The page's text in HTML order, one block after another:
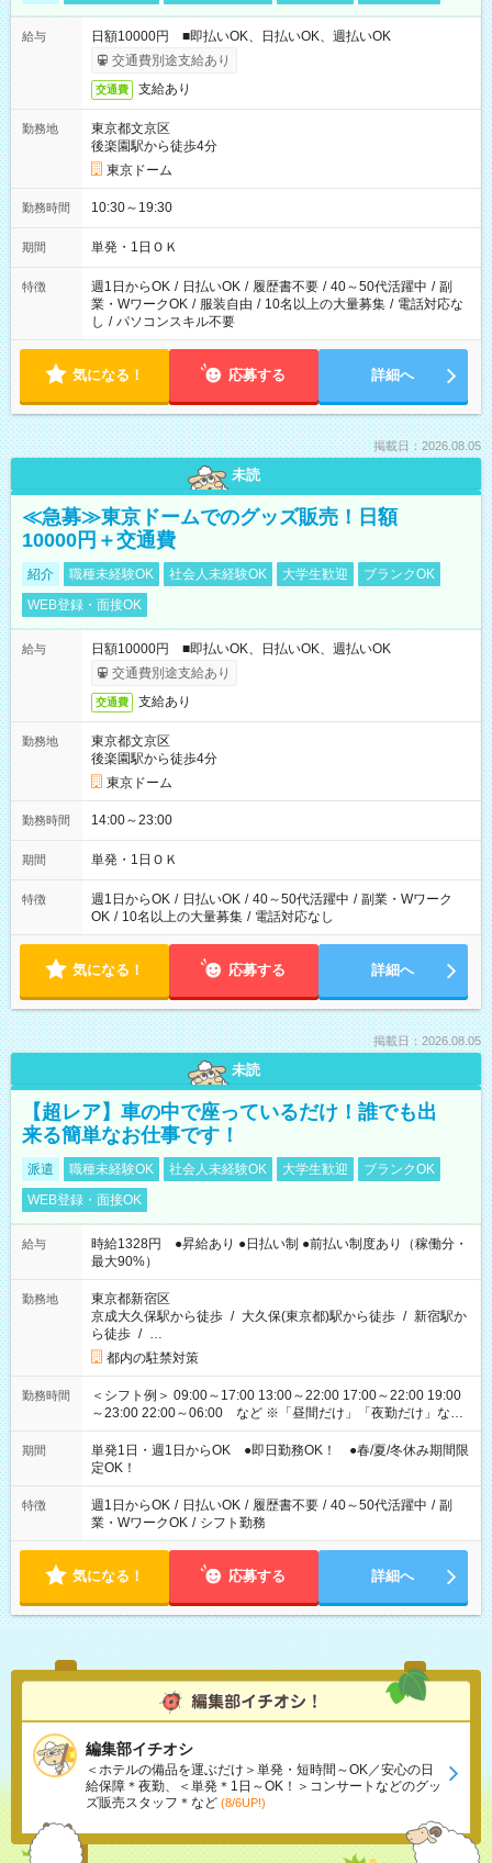
給与
日額10000円 ■即払いOK、日払いOK、週払いOK
交通費別途支給あり
交通費 支給あり
勤務地
東京都文京区
後楽園駅から徒歩4分
東京ドーム
勤務時間 10:30～19:30
期間 単発・1日ＯＫ
特徴 週1日からOK / 日払いOK / 履歴書不要 / 40～50代活躍中 / 副
業・WワークOK / 服装自由 / 10名以上の大量募集 / 電話対応な
し / パソコンスキル不要
気になる！ 応募する 詳細へ
掲載日：2026.08.05
未読
≪急募≫東京ドームでのグッズ販売！日額
10000円＋交通費
紹介 職種未経験OK 社会人未経験OK 大学生歓迎
ブランクOK
WEB登録・面接OK
給与
日額10000円 ■即払いOK、日払いOK、週払いOK
交通費別途支給あり
交通費 支給あり
勤務地
東京都文京区
後楽園駅から徒歩4分
東京ドーム
勤務時間 14:00～23:00
期間 単発・1日ＯＫ
特徴 週1日からOK / 日払いOK / 40～50代活躍中 / 副業・Wワーク
OK / 10名以上の大量募集 / 電話対応なし
気になる！ 応募する 詳細へ
掲載日：2026.08.05
未読
【超レア】車の中で座っているだけ！誰でも出
来る簡単なお仕事です！
派遣 職種未経験OK 社会人未経験OK 大学生歓迎
ブランクOK
WEB登録・面接OK
給与
時給1328円 ●昇給あり ●日払い制 ●前払い制度あり（稼働分・
最大90%）
勤務地
東京都新宿区
京成大久保駅から徒歩 / 大久保(東京都)駅から徒歩 / 新宿駅か
ら徒歩 / …
都内の駐禁対策
勤務時間
＜シフト例＞ 09:00～17:00 13:00～22:00 17:00～22:00 19:00
～23:00 22:00～06:00 など ※「昼間だけ」「夜勤だけ」など
の希望OK
期間
単発1日・週1日からOK ●即日勤務OK！ ●春/夏/冬休み期間限
定OK！
特徴 週1日からOK / 日払いOK / 履歴書不要 / 40～50代活躍中 / 副
業・WワークOK / シフト勤務
気になる！ 応募する 詳細へ
編集部イチオシ
＜ホテルの備品を運ぶだけ＞単発・短時間～OK／安心の日
給保障＊夜勤、＜単発＊1日～OK！＞コンサートなどのグッ
ズ販売スタッフ＊など (8/6UP!)